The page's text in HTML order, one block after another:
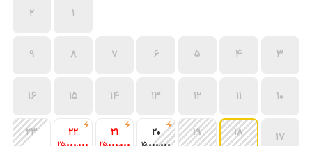
1
2
3
4
5
6
7
8
9
10
11
12
13
14
15
16
17
18
19
20
21
22
23